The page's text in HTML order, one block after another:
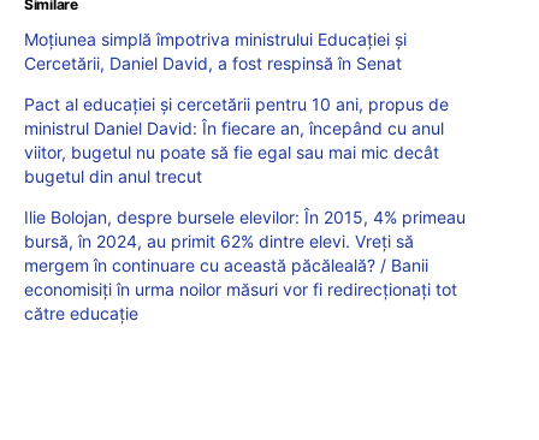
Similare
Moțiunea simplă împotriva ministrului Educației și
Cercetării, Daniel David, a fost respinsă în Senat
Pact al educației și cercetării pentru 10 ani, propus de
ministrul Daniel David: În fiecare an, începând cu anul
viitor, bugetul nu poate să fie egal sau mai mic decât
bugetul din anul trecut
Ilie Bolojan, despre bursele elevilor: În 2015, 4% primeau
bursă, în 2024, au primit 62% dintre elevi. Vreți să
mergem în continuare cu această păcăleală? / Banii
economisiți în urma noilor măsuri vor fi redirecționați tot
către educație